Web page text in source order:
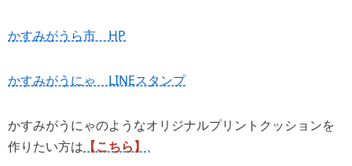
かすみがうら市 HP
かすみがうにゃ LINEスタンプ
かすみがうにゃのようなオリジナルプリントクッションを
作りたい方は 【こちら】 、